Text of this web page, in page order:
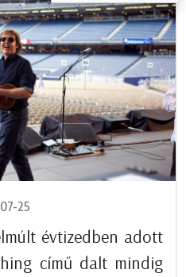
25
évtizedben adott
című dalt mindig